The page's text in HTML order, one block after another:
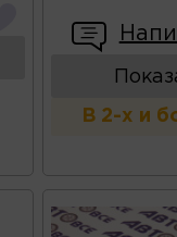
В 2-х и